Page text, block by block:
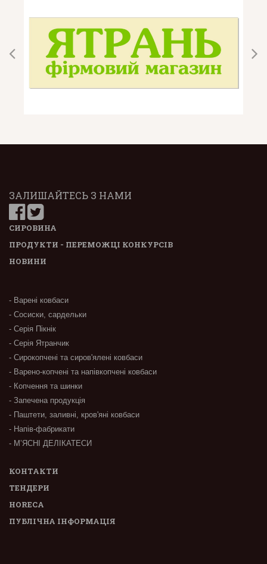
ЗАЛИШАЙТЕСЬ З НАМИ
СИРОВИНА
ПРОДУКТИ - ПЕРЕМОЖЦІ КОНКУРСІВ
НОВИНИ
- Варені ковбаси
- Сосиски, сардельки
- Серія Пікнік
- Серія Ятранчик
- Сирокопчені та сиров'ялені ковбаси
- Варено-копчені та напівкопчені ковбаси
- Копчення та шинки
- Запечена продукція
- Паштети, заливні, кров'яні ковбаси
- Напів-фабрикати
- М’ЯСНІ ДЕЛІКАТЕСИ
КОНТАКТИ
ТЕНДЕРИ
HORECA
ПУБЛІЧНА ІНФОРМАЦІЯ